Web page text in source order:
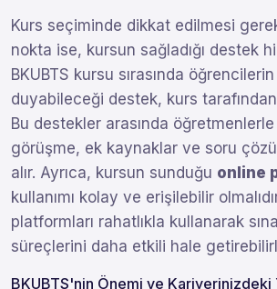
Kurs seçiminde dikkat edilmesi
nokta ise, kursun sağladığı destek
BKUBTS kursu sırasında
duyabileceği destek, kurs tarafından
Bu destekler arasında
görüşme, ek kaynaklar ve soru
alır. Ayrıca, kursun sunduğu online
kullanımı kolay ve erişilebilir
platformları rahatlıkla kullanarak
süreçlerini daha etkili hale
BKUBTS'nin Önemi ve Kariyerinizdeki